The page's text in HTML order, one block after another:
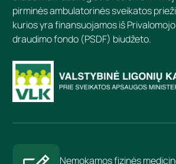
pirminės ambulatorinės sveikatos
kurios yra finansuojamos iš
draudimo fondo (PSDF) biudžeto.
Nemokamos fizinės